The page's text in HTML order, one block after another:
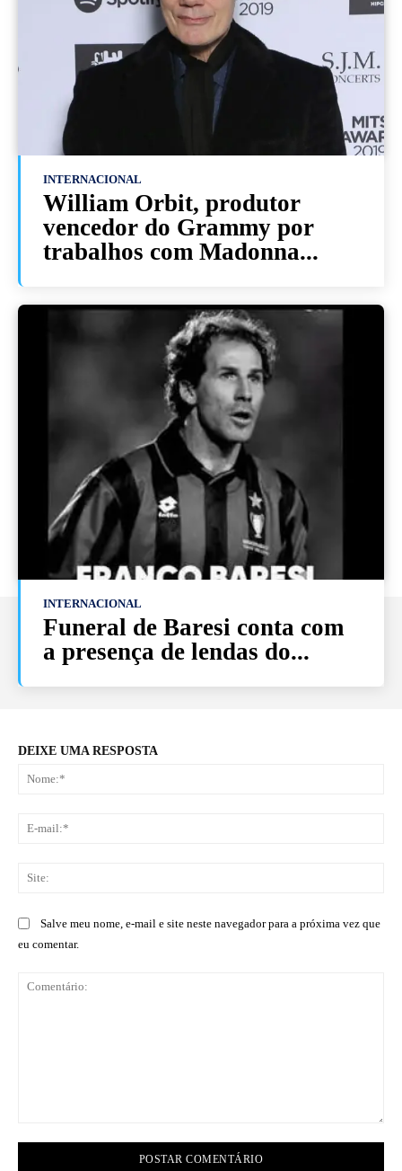
INTERNACIONAL
William Orbit, produtor
vencedor do Grammy por
trabalhos com Madonna...
INTERNACIONAL
Funeral de Baresi conta com
a presença de lendas do...
DEIXE UMA RESPOSTA
Salve meu nome, e-mail e site neste navegador para a próxima vez que
eu comentar.